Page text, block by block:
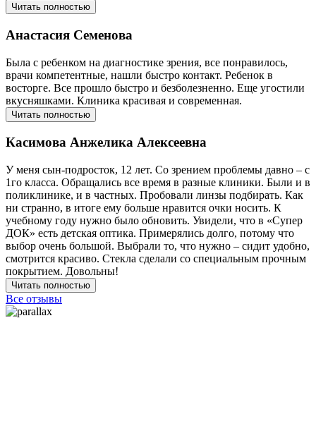
Читать полностью
Анастасия Семенова
Была с ребенком на диагностике зрения, все понравилось,
врачи компетентные, нашли быстро контакт. Ребенок в
восторге. Все прошло быстро и безболезненно. Еще угостили
вкусняшками. Клиника красивая и современная.
Читать полностью
Касимова Анжелика Алексеевна
У меня сын-подросток, 12 лет. Со зрением проблемы давно – с
1го класса. Обращались все время в разные клиники. Были и в
поликлинике, и в частных. Пробовали линзы подбирать. Как
ни странно, в итоге ему больше нравится очки носить. К
учебному году нужно было обновить. Увидели, что в «Супер
ДОК» есть детская оптика. Примерялись долго, потому что
выбор очень большой. Выбрали то, что нужно – сидит удобно,
смотрится красиво. Стекла сделали со специальным прочным
покрытием. Довольны!
Читать полностью
Все отзывы